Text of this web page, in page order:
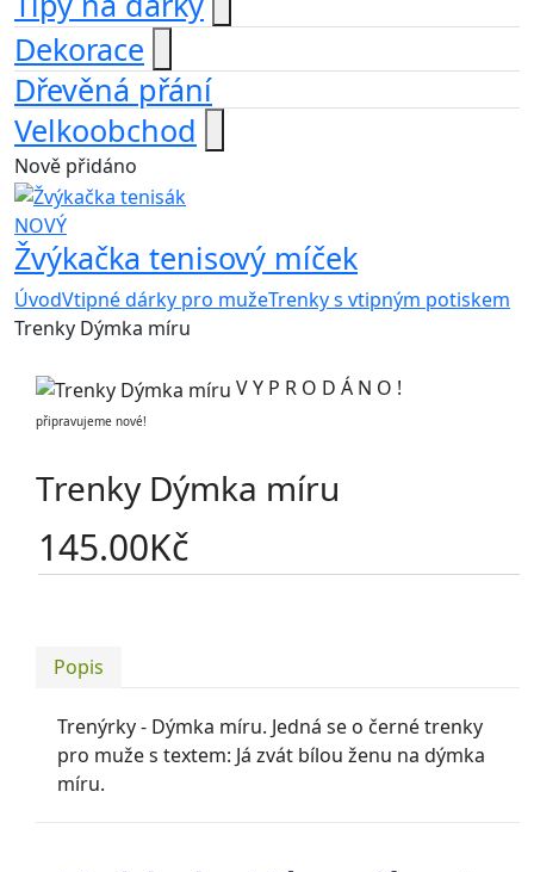
Dekorace
Dřevěná přání
Velkoobchod
Nově přidáno
NOVÝ
Žvýkačka tenisový míček
ÚvodVtipné dárky pro mužeTrenky s vtipným potiskem
Trenky Dýmka míru
V Y P R O D Á N O !
připravujeme nové!
Trenky Dýmka míru
145.00Kč
Popis
Trenýrky - Dýmka míru. Jedná se o černé trenky
pro muže s textem: Já zvát bílou ženu na dýmka
míru.